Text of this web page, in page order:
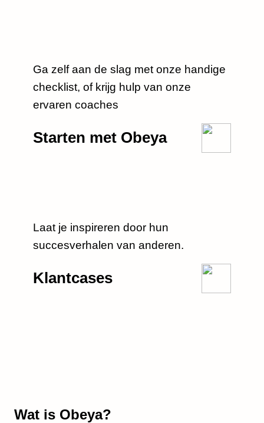
Ga zelf aan de slag met onze handige
checklist, of krijg hulp van onze
ervaren coaches
Starten met Obeya
Laat je inspireren door hun
succesverhalen van anderen.
Klantcases
Wat is Obeya?